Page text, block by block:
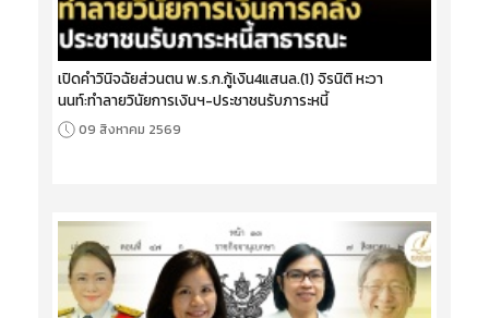
เปิดคำวินิจฉัยส่วนตน พ.ร.ก.กู้เงิน4แสนล.(1) จิรนิติ หะวา
นนท์:ทำลายวินัยการเงินฯ-ประชาชนรับภาระหนี้
09 สิงหาคม 2569